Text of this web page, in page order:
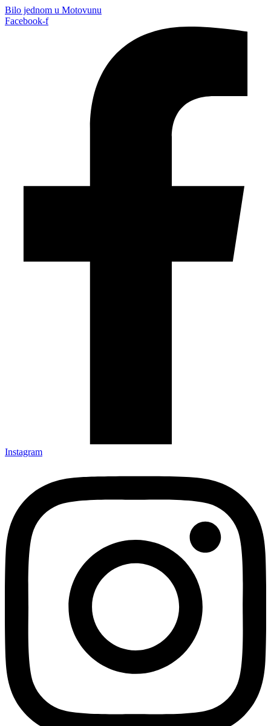
Bilo jednom u Motovunu
Facebook-f
Instagram